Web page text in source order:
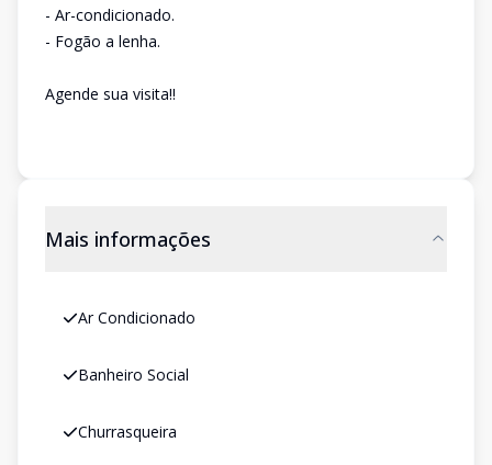
- Ar-condicionado.
- Fogão a lenha.
Agende sua visita!!
Mais informações
Ar Condicionado
Banheiro Social
Churrasqueira